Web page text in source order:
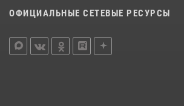
ОФИЦИАЛЬНЫЕ СЕТЕВЫЕ РЕСУРСЫ